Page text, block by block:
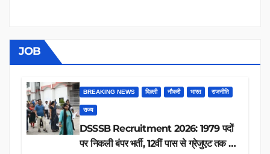
JOB
BREAKING NEWS दिल्ली नौकरी भारत राजनीति
राज्य
DSSSB Recruitment 2026: 1979 पदों
पर निकली बंपर भर्ती, 12वीं पास से ग्रेजुएट तक करें